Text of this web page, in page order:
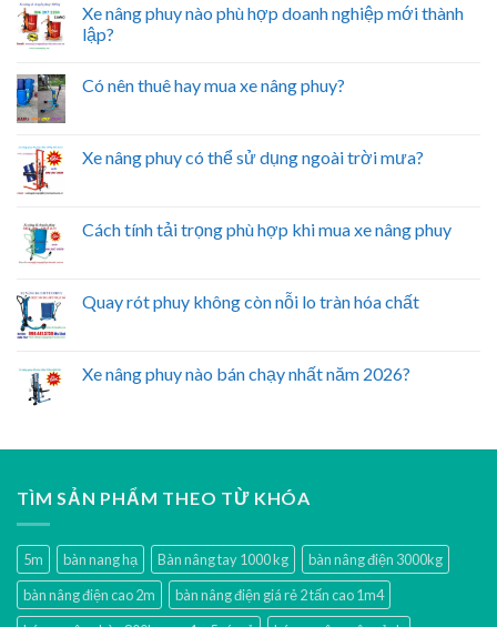
Xe nâng phuy nào phù hợp doanh nghiệp mới thành
lập?
Có nên thuê hay mua xe nâng phuy?
Xe nâng phuy có thể sử dụng ngoài trời mưa?
Cách tính tải trọng phù hợp khi mua xe nâng phuy
Quay rót phuy không còn nỗi lo tràn hóa chất
Xe nâng phuy nào bán chạy nhất năm 2026?
TÌM SẢN PHẨM THEO TỪ KHÓA
5m bàn nang hạ Bàn nâng tay 1000 kg
bàn nâng điện 3000kg
bàn nâng điện cao 2m
bàn nâng điện giá rẻ 2 tấn cao 1m4